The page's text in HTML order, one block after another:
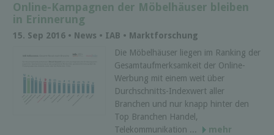
Online-Kampagnen der Möbelhäuser bleiben
in Erinnerung
15. Sep 2016 • News • IAB • Marktforschung
Die Möbelhäuser liegen im Ranking der
Gesamtaufmerksamkeit der Online-
Werbung mit einem weit über
Durchschnitts-Indexwert aller
Branchen und nur knapp hinter den
Top Branchen Handel,
Telekommunikation ...
mehr